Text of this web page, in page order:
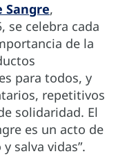
Sangre,
se celebra cada
de la
para todos, y
repetitivos
solidaridad. El
es un acto de
salva vidas”.